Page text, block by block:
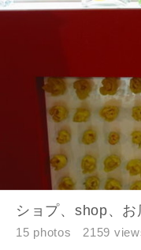
ショプ、shop、お
15 photos 2159
損害について、債務
律上の請求原因の如
当社は、お客様が本
の間で生じた紛争等
す。
入